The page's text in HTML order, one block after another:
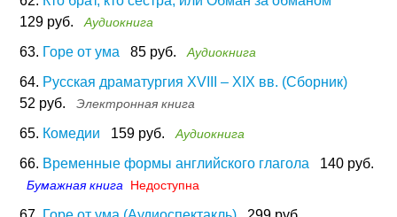
129 руб.
Аудиокнига
63. Горе от ума 85 руб. Аудиокнига
64. Русская драматургия XVIII – XIX вв. (Сборник)
52 руб.
Электронная книга
65. Комедии 159 руб. Аудиокнига
66. Временные формы английского глагола 140 руб.
Бумажная книга Недоступна